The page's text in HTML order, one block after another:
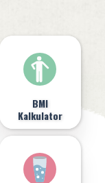
BMI
Kalkulator